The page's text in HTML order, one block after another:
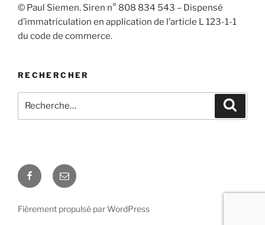
© Paul Siemen. Siren n° 808 834 543 – Dispensé
d’immatriculation en application de l’article L 123-1-1
du code de commerce.
RECHERCHER
pour
Facebook
E-
mail
Fièrement propulsé par WordPress